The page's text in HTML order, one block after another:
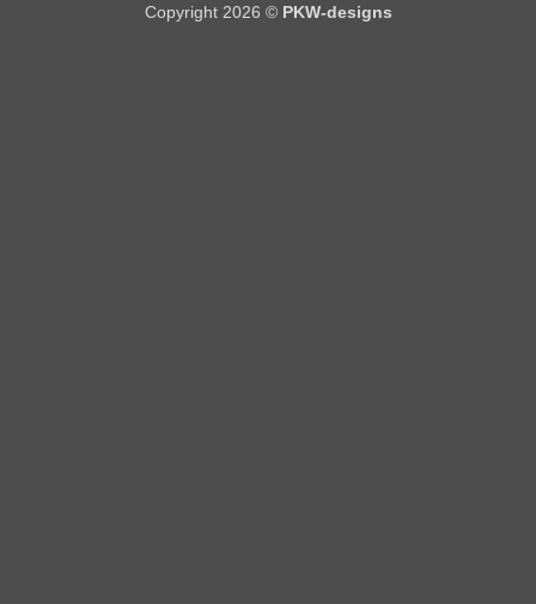
Pickup
Copyright 2026 © PKW-designs